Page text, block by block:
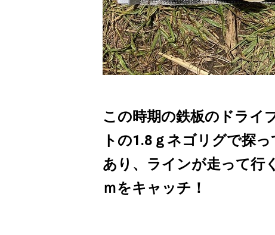
この時期の鉄板のドライ
トの1.8ｇネゴリグで探
あり、ラインが走って行
ｍをキャッチ！